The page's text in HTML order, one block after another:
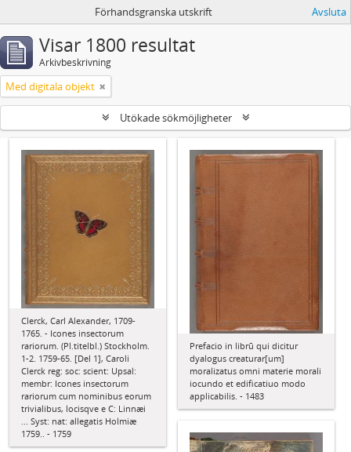
Förhandsgranska utskrift Avsluta
Visar 1800 resultat
Arkivbeskrivning
Med digitala objekt
Utökade sökmöjligheter
Clerck, Carl Alexander, 1709-
1765. - Icones insectorum
rariorum. (Pl.titelbl.) Stockholm.
1-2. 1759-65. [Del 1], Caroli
Clerck reg: soc: scient: Upsal:
membr: Icones insectorum
rariorum cum nominibus eorum
trivialibus, locisqve e C: Linnæi
... Syst: nat: allegatis Holmiæ
1759.. - 1759
Prefacio in librū qui dicitur
dyalogus creaturar[um]
moralizatus omni materie morali
iocundo et edificatiuo modo
applicabilis. - 1483